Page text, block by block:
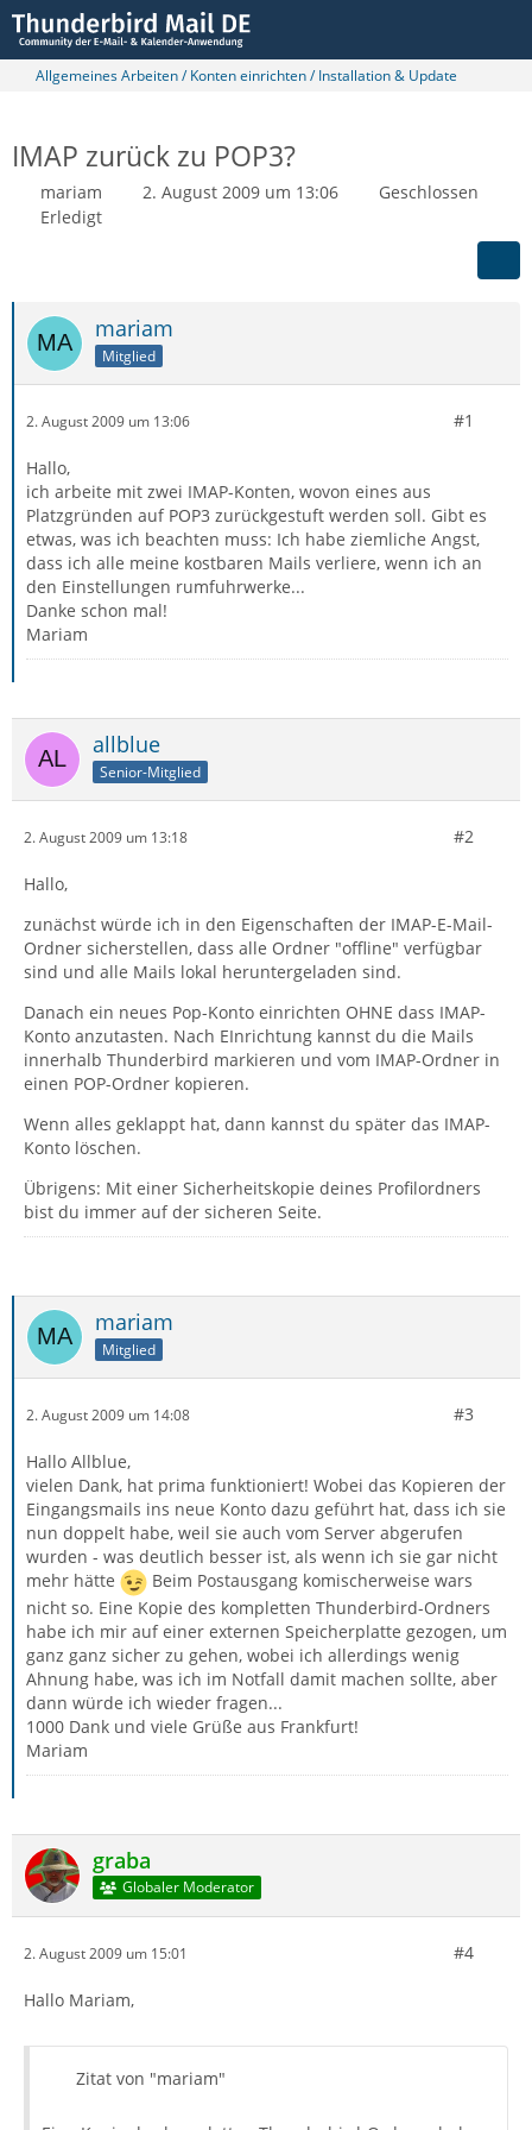
Allgemeines Arbeiten / Konten einrichten / Installation & Update
IMAP zurück zu POP3?
mariam 2. August 2009 um 13:06
Geschlossen
Erledigt
mariam
Mitglied
2. August 2009 um 13:06 #1
Hallo,
ich arbeite mit zwei IMAP-Konten, wovon eines aus
Platzgründen auf POP3 zurückgestuft werden soll. Gibt es
etwas, was ich beachten muss: Ich habe ziemliche Angst,
dass ich alle meine kostbaren Mails verliere, wenn ich an
den Einstellungen rumfuhrwerke...
Danke schon mal!
Mariam
allblue
Senior-Mitglied
2. August 2009 um 13:18 #2
Hallo,
zunächst würde ich in den Eigenschaften der IMAP-E-Mail-
Ordner sicherstellen, dass alle Ordner "offline" verfügbar
sind und alle Mails lokal heruntergeladen sind.
Danach ein neues Pop-Konto einrichten OHNE dass IMAP-
Konto anzutasten. Nach EInrichtung kannst du die Mails
innerhalb Thunderbird markieren und vom IMAP-Ordner in
einen POP-Ordner kopieren.
Wenn alles geklappt hat, dann kannst du später das IMAP-
Konto löschen.
Übrigens: Mit einer Sicherheitskopie deines Profilordners
bist du immer auf der sicheren Seite.
mariam
Mitglied
2. August 2009 um 14:08 #3
Hallo Allblue,
vielen Dank, hat prima funktioniert! Wobei das Kopieren der
Eingangsmails ins neue Konto dazu geführt hat, dass ich sie
nun doppelt habe, weil sie auch vom Server abgerufen
wurden - was deutlich besser ist, als wenn ich sie gar nicht
mehr hätte
Beim Postausgang komischerweise wars
nicht so. Eine Kopie des kompletten Thunderbird-Ordners
habe ich mir auf einer externen Speicherplatte gezogen, um
ganz ganz sicher zu gehen, wobei ich allerdings wenig
Ahnung habe, was ich im Notfall damit machen sollte, aber
dann würde ich wieder fragen...
1000 Dank und viele Grüße aus Frankfurt!
Mariam
graba
Globaler Moderator
2. August 2009 um 15:01 #4
Hallo Mariam,
Zitat von "mariam"